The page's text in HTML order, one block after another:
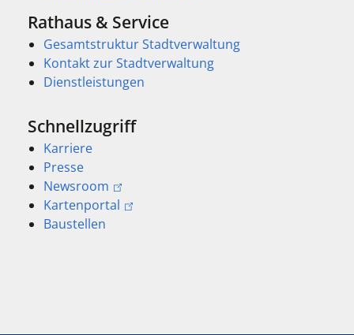
Rathaus & Service
Gesamtstruktur Stadtverwaltung
Kontakt zur Stadtverwaltung
Dienstleistungen
Schnellzugriff
Karriere
Presse
Newsroom
Kartenportal
Baustellen